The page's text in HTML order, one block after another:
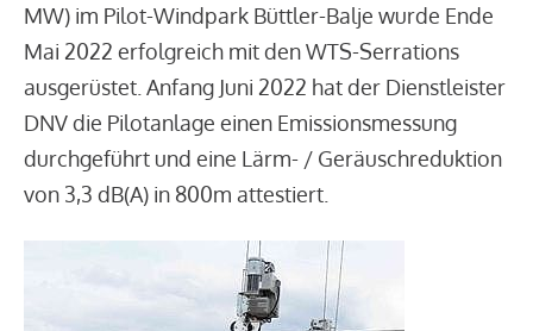
MW) im Pilot-Windpark Büttler-Balje wurde Ende
Mai 2022 erfolgreich mit den WTS-Serrations
ausgerüstet. Anfang Juni 2022 hat der Dienstleister
DNV die Pilotanlage einen Emissionsmessung
durchgeführt und eine Lärm- / Geräuschreduktion
von 3,3 dB(A) in 800m attestiert.